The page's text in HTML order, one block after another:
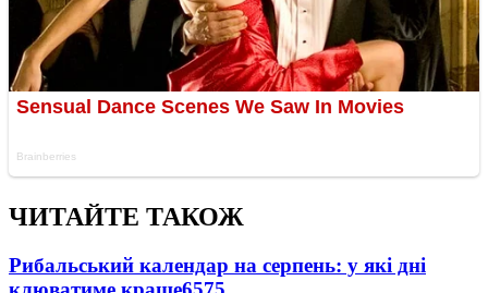
ЧИТАЙТЕ ТАКОЖ
Рибальський календар на серпень: у які дні